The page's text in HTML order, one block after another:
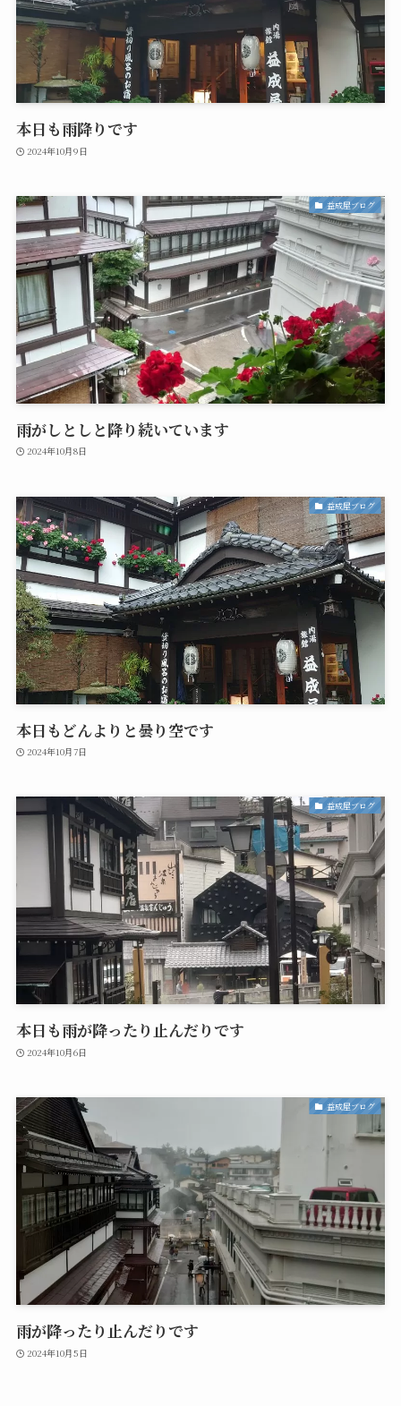
本日も雨降りです
2024年10月9日
益成屋ブログ
雨がしとしと降り続いています
2024年10月8日
益成屋ブログ
本日もどんよりと曇り空です
2024年10月7日
益成屋ブログ
本日も雨が降ったり止んだりです
2024年10月6日
益成屋ブログ
雨が降ったり止んだりです
2024年10月5日